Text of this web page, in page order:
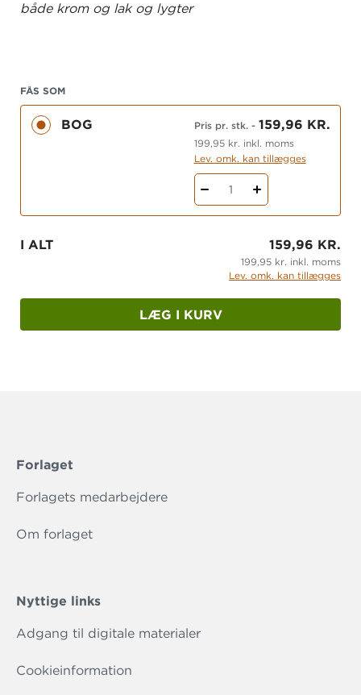
både krom og lak og lygter
jo også lidt på mig,
derfor skal du ha’ præcis
Her er fortsættelsen til AXEL ELSKER BILER, fuld
ord.
FÅS SOM
BOG Pris pr. stk.- 159,96 KR.
199,95 kr. inkl. moms
Lev. omk. kan tillægges
1
I ALT 159,96 KR.
199,95 kr. inkl. moms
Lev. omk. kan tillægges
LÆG I KURV
Forlaget
Forlagets medarbejdere
Om forlaget
Nyttige links
Adgang til digitale materialer
Cookieinformation